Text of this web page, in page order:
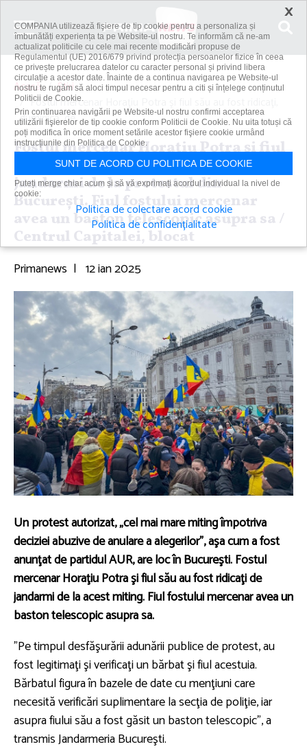
Acasă
Știri
Fostul mercenar Horaţiu Potra şi fiul său au fost ridicaţi,
duminică, de...
Fostul mercenar Horaţiu Potra şi fiul
său au fost ridicaţi, duminică, de
jandarmi de la protestul din
Bucureşti. Fiul fostului mercenar
avea un baston telescopic asupra sa /
Centrul Capitalei, blocat
Primanews | 12 ian 2025
Un protest autorizat, „cel mai mare miting împotriva
deciziei abuzive de anulare a alegerilor”, aşa cum a fost
anunţat de partidul AUR,are loc în Bucureşti. Fostul
mercenar Horaţiu Potra şi fiul său au fost ridicaţi de
jandarmi de la acest miting. Fiul fostului mercenar avea un
baston telescopic asupra sa.
”Pe timpul desfăşurării adunării publice de protest, au
fost legitimaţi şi verificaţi un bărbat şi fiul acestuia.
Bărbatul figura în bazele de date cu menţiuni care
necesită verificări suplimentare la secţia de poliţie, iar
asupra fiului său a fost găsit un baston telescopic”, a
transmis Jandarmeria Bucureşti.
×
COMPANIA utilizează fişiere de tip cookie pentru a personaliza și
îmbunătăți experiența ta pe Website-ul nostru. Te informăm că ne-am
actualizat politicile cu cele mai recente modificări propuse de
Regulamentul (UE) 2016/679 privind protecția persoanelor fizice în ceea
ce privește prelucrarea datelor cu caracter personal și privind libera
circulație a acestor date. Înainte de a continua navigarea pe Website-ul
nostru te rugăm să aloci timpul necesar pentru a citi și înțelege conținutul
Politicii de Cookie.
Prin continuarea navigării pe Website-ul nostru confirmi acceptarea
utilizării fişierelor de tip cookie conform Politicii de Cookie. Nu uita totuși că
poți modifica în orice moment setările acestor fişiere cookie urmând
instrucțiunile din Politica de Cookie.
SUNT DE ACORD CU POLITICA DE COOKIE
Puteți merge chiar acum și să vă exprimați acordul individual la nivel de
cookie:
Politica de colectare acord cookie
Politica de confidențialitate